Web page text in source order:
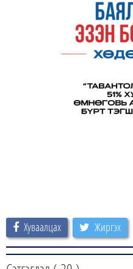
Хуваалцах Жиргэх